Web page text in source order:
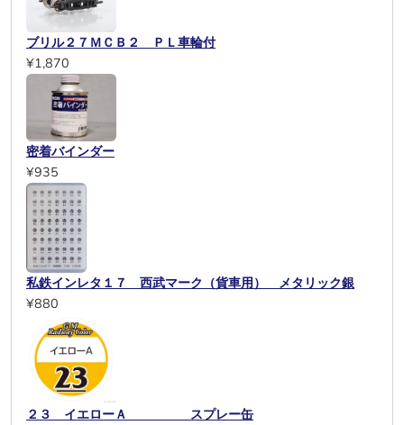
ブリル２７ＭＣＢ２ ＰＬ車輪付
¥1,870
密着バインダー
¥935
私鉄インレタ１７ 西武マーク（貨車用） メタリック銀
¥880
２３ イエローＡ スプレー缶